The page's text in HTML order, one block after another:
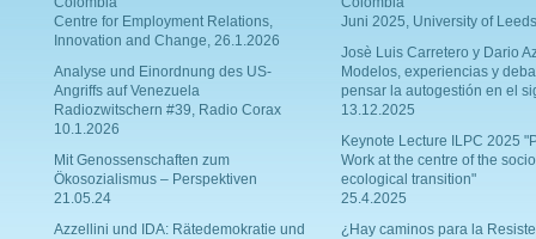
Centre for Employment Relations,
Innovation and Change, 26.1.2026
Analyse und Einordnung des US-
Angriffs auf Venezuela
Radiozwitschern #39, Radio Corax
10.1.2026
Mit Genossenschaften zum
Ökosozialismus – Perspektiven
21.05.24
Azzellini und IDA: Rätedemokratie und
Juni 2025, University of Leeds
Josè Luis Carretero y Dario
Modelos, experiencias y
pensar la autogestión en el
13.12.2025
Keynote Lecture ILPC 2025
Work at the centre of the
ecological transition"
25.4.2025
¿Hay caminos para la